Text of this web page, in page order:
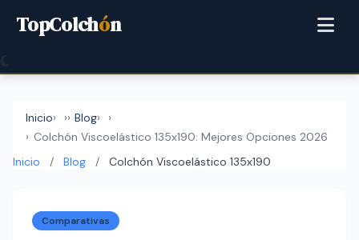
TopColchón
Inicio › Blog
›
Colchón Viscoelástico 135x190: Mejores Opciones 2026
Inicio
/ Blog / Colchón Viscoelástico 135x190
Comparativas